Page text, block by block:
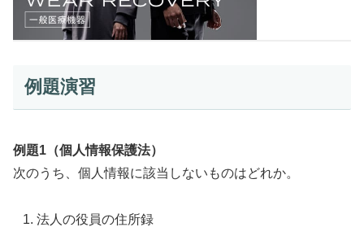
例題演習
例題1（個人情報保護法）
次のうち、個人情報に該当しないものはどれか。
法人の役員の住所録